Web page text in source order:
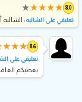
8.0
★
★
★
★
★
تعليقي على الشاليه:
8.6
★
★
★
تعليقي على
يعطيكم